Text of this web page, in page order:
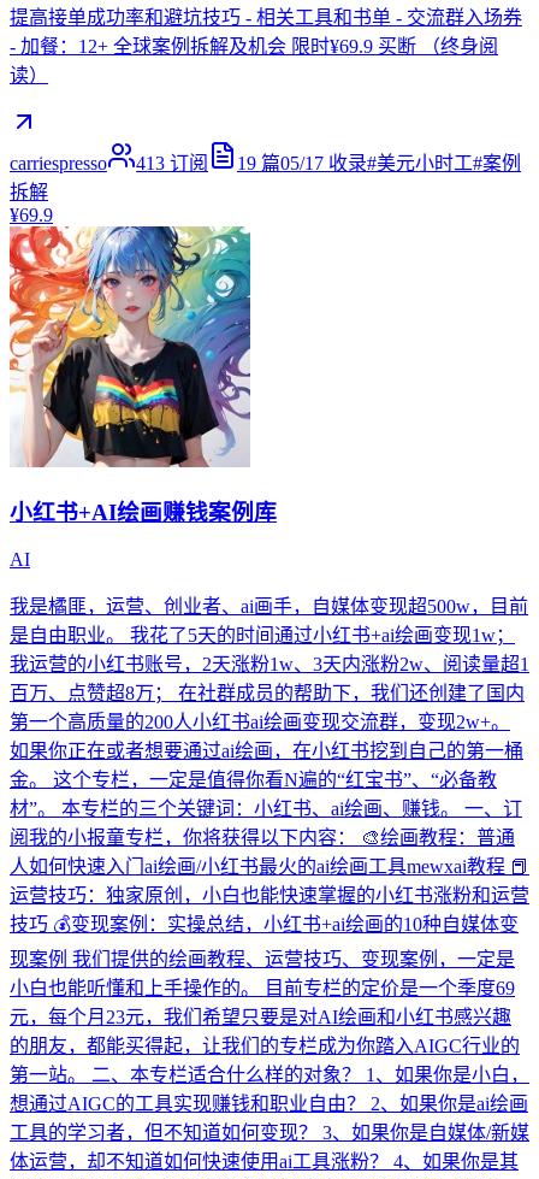
提高接单成功率和避坑技巧 - 相关工具和书单 - 交流群入场券
- 加餐：12+ 全球案例拆解及机会 限时¥69.9 买断 （终身阅
读）
carriespresso 413 订阅 19 篇05/17 收录#美元小时工#案例
拆解
¥69.9
小红书+AI绘画赚钱案例库
AI
我是橘匪，运营、创业者、ai画手，自媒体变现超500w，目前
是自由职业。 我花了5天的时间通过小红书+ai绘画变现1w；
我运营的小红书账号，2天涨粉1w、3天内涨粉2w、阅读量超1
百万、点赞超8万； 在社群成员的帮助下，我们还创建了国内
第一个高质量的200人小红书ai绘画变现交流群，变现2w+。
如果你正在或者想要通过ai绘画，在小红书挖到自己的第一桶
金。 这个专栏，一定是值得你看N遍的“红宝书”、“必备教
材”。 本专栏的三个关键词：小红书、ai绘画、赚钱。 一、订
阅我的小报童专栏，你将获得以下内容： 🎨绘画教程：普通
人如何快速入门ai绘画/小红书最火的ai绘画工具mewxai教程 📕
运营技巧：独家原创，小白也能快速掌握的小红书涨粉和运营
技巧 💰变现案例：实操总结，小红书+ai绘画的10种自媒体变
现案例 我们提供的绘画教程、运营技巧、变现案例，一定是
小白也能听懂和上手操作的。 目前专栏的定价是一个季度69
元，每个月23元，我们希望只要是对AI绘画和小红书感兴趣
的朋友，都能买得起，让我们的专栏成为你踏入AIGC行业的
第一站。 二、本专栏适合什么样的对象？ 1、如果你是小白，
想通过AIGC的工具实现赚钱和职业自由？ 2、如果你是ai绘画
工具的学习者，但不知道如何变现？ 3、如果你是自媒体/新媒
体运营，却不知道如何快速使用ai工具涨粉？ 4、如果你是其